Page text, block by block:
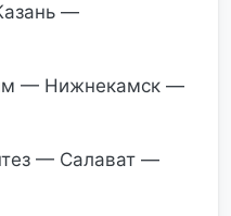
—
— Нижнекамск —
— Салават —